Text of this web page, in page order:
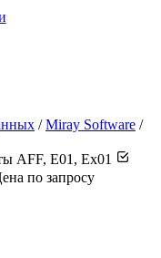
/ Miray Software /
AFF, E01, Ex01
по запросу